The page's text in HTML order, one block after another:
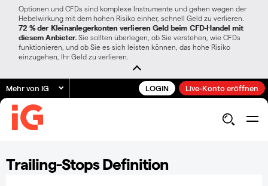
Optionen und CFDs sind komplexe Instrumente und gehen wegen der
Hebelwirkung mit dem hohen Risiko einher, schnell Geld zu verlieren.
72 % der Kleinanlegerkonten verlieren Geld beim CFD-Handel mit
diesem Anbieter. Sie sollten überlegen, ob Sie verstehen, wie CFDs
funktionieren, und ob Sie es sich leisten können, das hohe Risiko
einzugehen, Ihr Geld zu verlieren.
Mehr von IG LOGIN Live-Konto eröffnen
Trailing-Stops Definition